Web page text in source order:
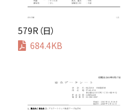
579R（日）
684.4KB